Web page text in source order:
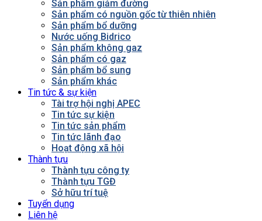
Sản phẩm giảm đường
Sản phẩm có nguồn gốc từ thiên nhiên
Sản phẩm bổ dưỡng
Nước uống Bidrico
Sản phẩm không gaz
Sản phẩm có gaz
Sản phẩm bổ sung
Sản phẩm khác
Tin tức & sự kiện
Tài trợ hội nghị APEC
Tin tức sự kiện
Tin tức sản phẩm
Tin tức lãnh đạo
Hoạt động xã hội
Thành tựu
Thành tựu công ty
Thành tựu TGĐ
Sở hữu trí tuệ
Tuyển dụng
Liên hệ